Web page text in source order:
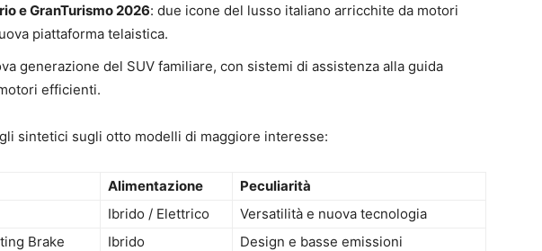
e GranTurismo 2026: due icone del lusso italiano arricchite da motori
piattaforma telaistica.
generazione del SUV familiare, con sistemi di assistenza alla guida
efficienti.
sintetici sugli otto modelli di maggiore interesse:
Alimentazione
Peculiarità
Ibrido / Elettrico
Versatilità e nuova tecnologia
Brake
Ibrido
Design e basse emissioni